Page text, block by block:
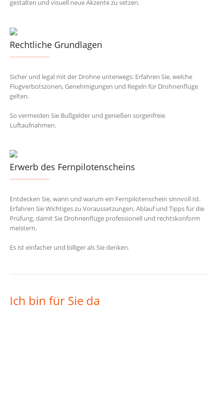
gestalten und visuell neue Akzente zu setzen.
Rechtliche Grundlagen
Sicher und legal mit der Drohne unterwegs: Erfahren Sie, welche
Flugverbotszonen, Genehmigungen und Regeln für Drohnenflüge
gelten.
So vermeiden Sie Bußgelder und genießen sorgenfreie
Luftaufnahmen.
Erwerb des Fernpilotenscheins
Entdecken Sie, wann und warum ein Fernpilotenschein sinnvoll ist.
Erfahren Sie Wichtiges zu Voraussetzungen, Ablauf und Tipps für die
Prüfung, damit Sie Drohnenflüge professionell und rechtskonform
meistern.
Es ist einfacher und billiger als Sie denken.
Ich bin für Sie da